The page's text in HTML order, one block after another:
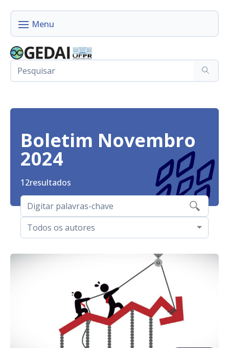
Boletim Novembro
2024
12resultados
Todos os autores